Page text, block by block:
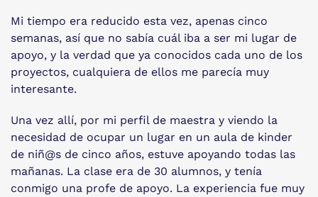
Mi tiempo era reducido esta vez, apenas cinco
semanas, así que no sabía cuál iba a ser mi lugar de
apoyo, y la verdad que ya conocidos cada uno de los
proyectos, cualquiera de ellos me parecía muy
interesante.
Una vez allí, por mi perfil de maestra y viendo la
necesidad de ocupar un lugar en un aula de kinder
de niñ@s de cinco años, estuve apoyando todas las
mañanas. La clase era de 30 alumnos, y tenía
conmigo una profe de apoyo. La experiencia fue muy